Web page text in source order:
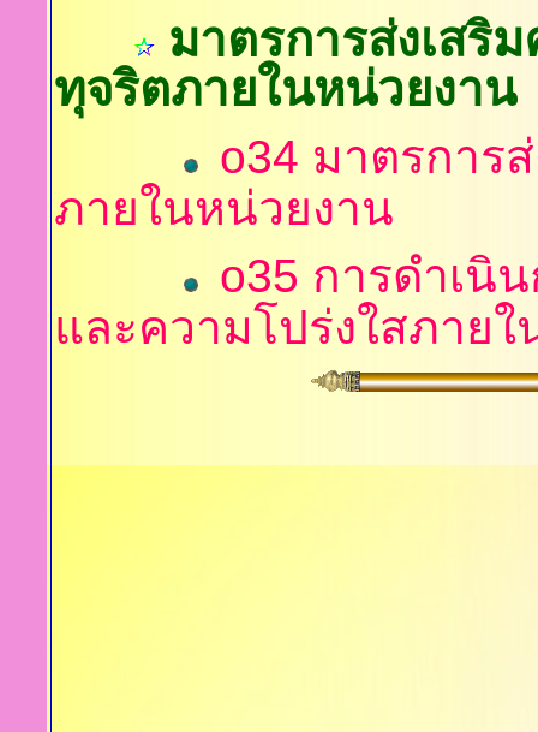
มาตรการส่งเสริ
ทุจริตภายในหน่วยงาน
o34 มาตรการ
ภายในหน่วยงาน
o35 การดำเนิ
และความโปร่งใสภาย